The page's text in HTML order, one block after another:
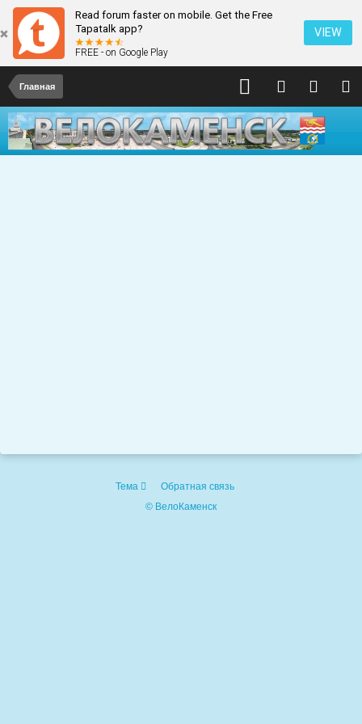
Read forum faster on mobile. Get the Free
Tapatalk app?
FREE - on Google Play
VIEW
Главная
Тема
Обратная связь
© ВелоКаменск